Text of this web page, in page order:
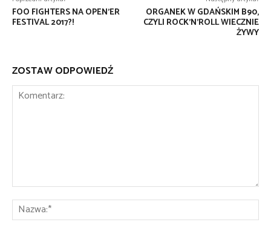
FOO FIGHTERS NA OPEN’ER
FESTIVAL 2017?!
ORGANEK W GDAŃSKIM B90,
CZYLI ROCK’N’ROLL WIECZNIE
ŻYWY
ZOSTAW ODPOWIEDŹ